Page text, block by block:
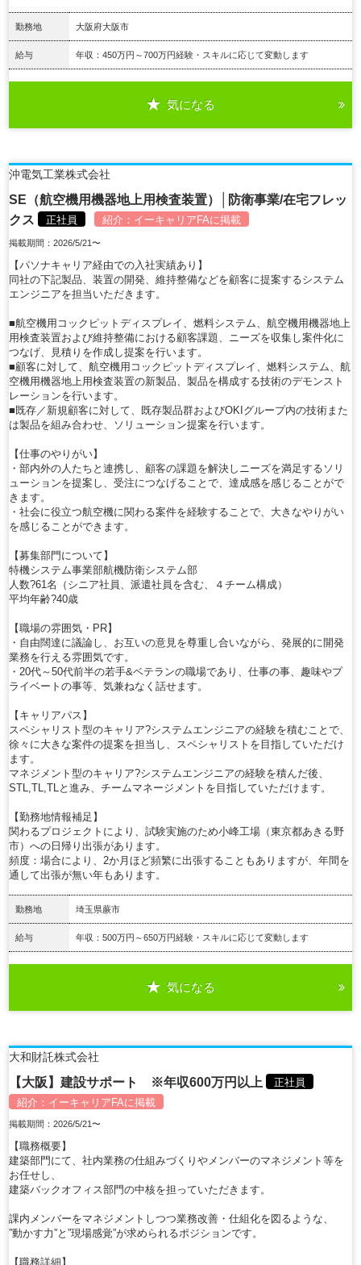
勤務地 大阪府大阪市
給与 年収：450万円～700万円経験・スキルに応じて変動します
気になる
沖電気工業株式会社
SE（航空機用機器地上用検査装置）│防衛事業/在宅フレッ
クス
正社員 紹介： イーキャリアFAに掲載
掲載期間：2026/5/21〜
【パソナキャリア経由での入社実績あり】
同社の下記製品、装置の開発、維持整備などを顧客に提案するシステム
エンジニアを担当いただきます。
■航空機用コックピットディスプレイ、燃料システム、航空機用機器地上
用検査装置および維持整備における顧客課題、ニーズを収集し案件化に
つなげ、見積りを作成し提案を行います。
■顧客に対して、航空機用コックピットディスプレイ、燃料システム、航
空機用機器地上用検査装置の新製品、製品を構成する技術のデモンスト
レーションを行います。
■既存／新規顧客に対して、既存製品群およびOKIグループ内の技術また
は製品を組み合わせ、ソリューション提案を行います。
【仕事のやりがい】
・部内外の人たちと連携し、顧客の課題を解決しニーズを満足するソリ
ューションを提案し、受注につなげることで、達成感を感じることがで
きます。
・社会に役立つ航空機に関わる案件を経験することで、大きなやりがい
を感じることができます。
【募集部門について】
特機システム事業部航機防衛システム部
人数?61名（シニア社員、派遣社員を含む、４チーム構成）
平均年齢?40歳
【職場の雰囲気・PR】
・自由闊達に議論し、お互いの意見を尊重し合いながら、発展的に開発
業務を行える雰囲気です。
・20代～50代前半の若手&ベテランの職場であり、仕事の事、趣味やプ
ライベートの事等、気兼ねなく話せます。
【キャリアパス】
スペシャリスト型のキャリア?システムエンジニアの経験を積むことで、
徐々に大きな案件の提案を担当し、スペシャリストを目指していただけ
ます。
マネジメント型のキャリア?システムエンジニアの経験を積んだ後、
STL,TL,TLと進み、チームマネージメントを目指していただけます。
【勤務地情報補足】
関わるプロジェクトにより、試験実施のため小峰工場（東京都あきる野
市）への日帰り出張があります。
頻度：場合により、2か月ほど頻繁に出張することもありますが、年間を
通して出張が無い年もあります。
勤務地 埼玉県蕨市
給与 年収：500万円～650万円経験・スキルに応じて変動します
気になる
大和財託株式会社
【大阪】建設サポート ※年収600万円以上
正社員
紹介： イーキャリアFAに掲載
掲載期間：2026/5/21〜
【職務概要】
建築部門にて、社内業務の仕組みづくりやメンバーのマネジメント等を
お任せし、
建築バックオフィス部門の中核を担っていただきます。
課内メンバーをマネジメントしつつ業務改善・仕組化を図るような、
”動かす力”と”現場感覚”が求められるポジションです。
【職務詳細】